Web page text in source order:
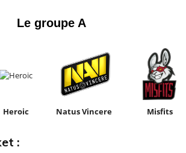
Le groupe A
Heroic Natus Vincere Misfits
: